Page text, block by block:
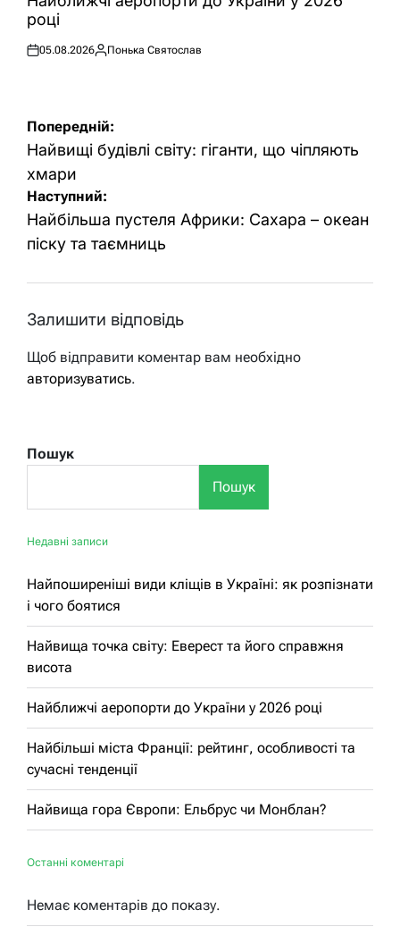
році
Оприлюднено
05.08.2026
Опубліковано
Понька Святослав
Навігація
записів
Попередній:
Найвищі будівлі світу: гіганти, що чіпляють
хмари
Наступний:
Найбільша пустеля Африки: Сахара – океан
піску та таємниць
Залишити відповідь
Щоб відправити коментар вам необхідно
авторизуватись.
Пошук
Пошук
Недавні записи
Найпоширеніші види кліщів в Україні: як розпізнати
і чого боятися
Найвища точка світу: Еверест та його справжня
висота
Найближчі аеропорти до України у 2026 році
Найбільші міста Франції: рейтинг, особливості та
сучасні тенденції
Найвища гора Європи: Ельбрус чи Монблан?
Останні коментарі
Немає коментарів до показу.